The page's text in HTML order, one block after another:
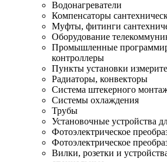
Водонагреватели
Компенсаторы
Муфты, фитинги
Оборудование
Промышленные
контроллеры
Пункты установки
Радиаторы, конвекторы
Система штекерного
Системы охлаждения
Трубы
Установочные устройства
Фотоэлектрическое
Фотоэлектрическое
Вилки, розетки и